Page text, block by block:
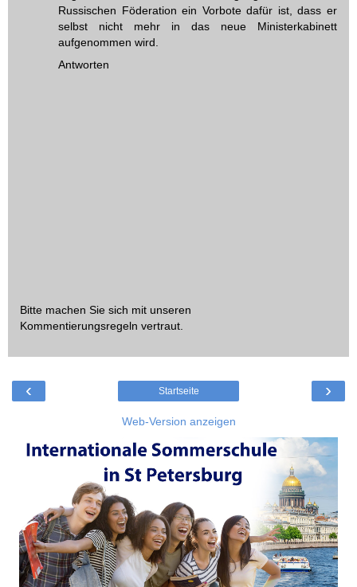
Russischen Föderation ein Vorbote dafür ist, dass er
selbst nicht mehr in das neue Ministerkabinett
aufgenommen wird.
Antworten
Bitte machen Sie sich mit unseren
Kommentierungsregeln vertraut.
‹ ›
Startseite
Web-Version anzeigen